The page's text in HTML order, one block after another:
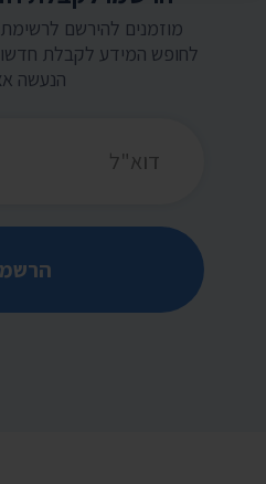
מוזמנים להירשם
לחופש המידע לקבלת
הנעשה